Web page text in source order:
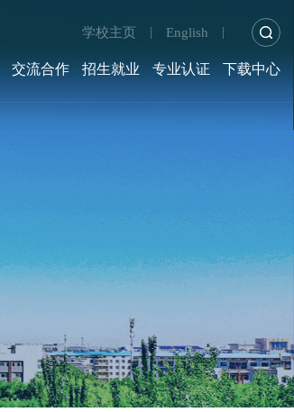
学校主页 English
交流合作 招生就业 专业认证 下载中心